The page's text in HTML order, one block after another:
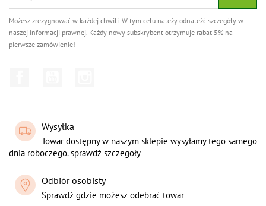
Możesz zrezygnować w każdej chwili. W tym celu należy odnaleźć szczegóły w
naszej informacji prawnej. Każdy nowy subskrybent otrzymuje rabat 5% na
pierwsze zamówienie!
Wysyłka
Towar dostępny w naszym sklepie wysyłamy tego samego
dnia roboczego. sprawdź szczegoły
Odbiór osobisty
Sprawdź gdzie możesz odebrać towar